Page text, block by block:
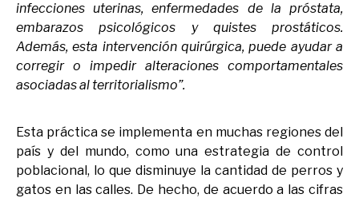
infecciones uterinas, enfermedades de la próstata,
embarazos psicológicos y quistes prostáticos.
Además, esta intervención quirúrgica, puede ayudar a
corregir o impedir alteraciones comportamentales
asociadas al territorialismo”.
Esta práctica se implementa en muchas regiones del
país y del mundo, como una estrategia de control
poblacional, lo que disminuye la cantidad de perros y
gatos en las calles. De hecho, de acuerdo a las cifras